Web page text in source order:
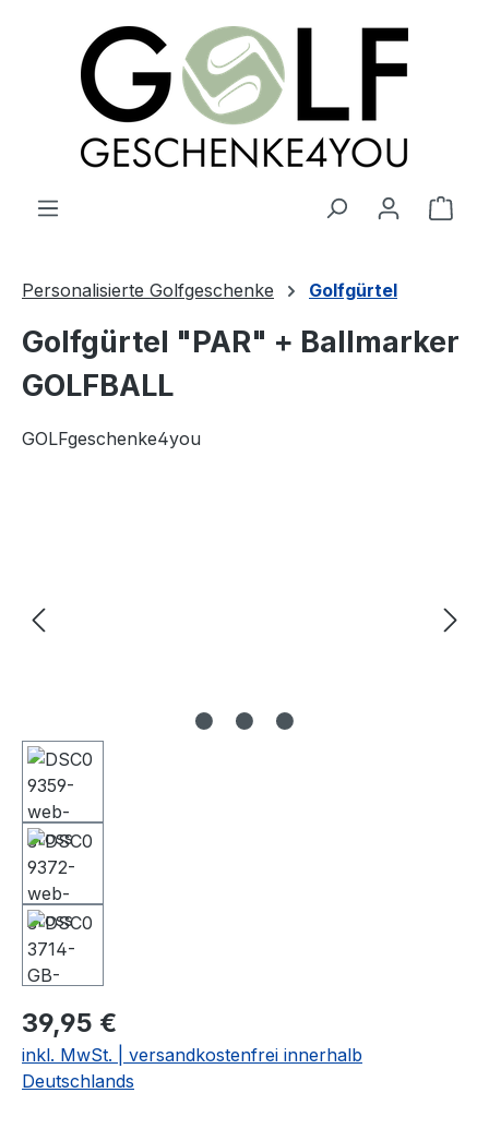
springen
Personalisierte Golfgeschenke Golfgürtel
Golfgürtel "PAR" + Ballmarker
GOLFBALL
GOLFgeschenke4you
39,95 €
inkl. MwSt. | versandkostenfrei innerhalb
Deutschlands